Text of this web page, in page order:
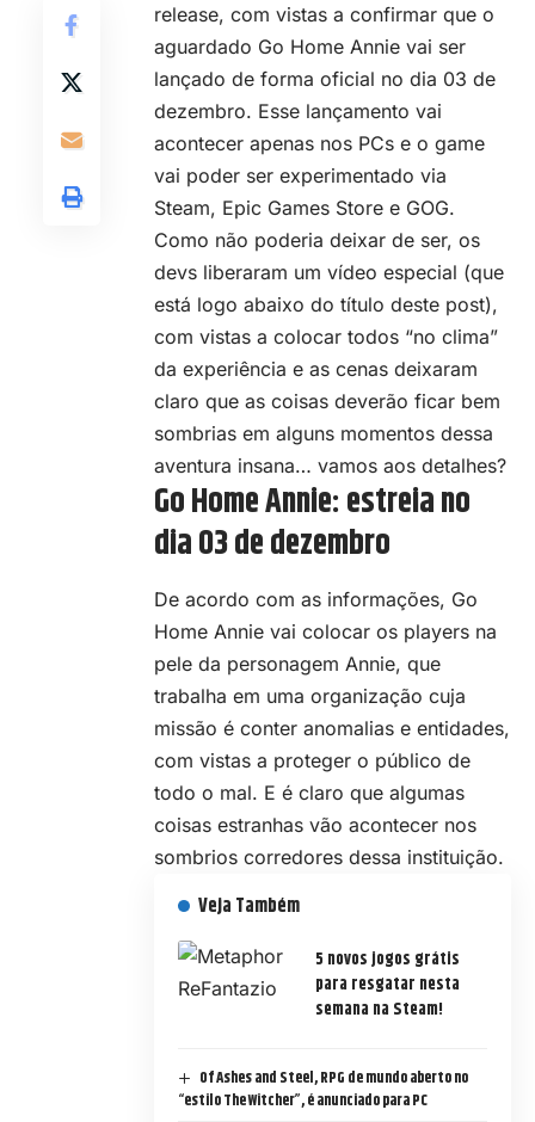
release, com vistas a confirmar que o
aguardado Go Home Annie vai ser
lançado de forma oficial no dia 03 de
dezembro. Esse lançamento vai
acontecer apenas nos PCs e o game
vai poder ser experimentado via
Steam, Epic Games Store e GOG.
Como não poderia deixar de ser, os
devs liberaram um vídeo especial (que
está logo abaixo do título deste post),
com vistas a colocar todos “no clima”
da experiência e as cenas deixaram
claro que as coisas deverão ficar bem
sombrias em alguns momentos dessa
aventura insana… vamos aos detalhes?
Go Home Annie: estreia no
dia 03 de dezembro
De acordo com as informações, Go
Home Annie vai colocar os players na
pele da personagem Annie, que
trabalha em uma organização cuja
missão é conter anomalias e entidades,
com vistas a proteger o público de
todo o mal. E é claro que algumas
coisas estranhas vão acontecer nos
sombrios corredores dessa instituição.
Veja Também
5 novos jogos grátis
para resgatar nesta
semana na Steam!
Of Ashes and Steel, RPG de mundo aberto no
“estilo The Witcher”, é anunciado para PC